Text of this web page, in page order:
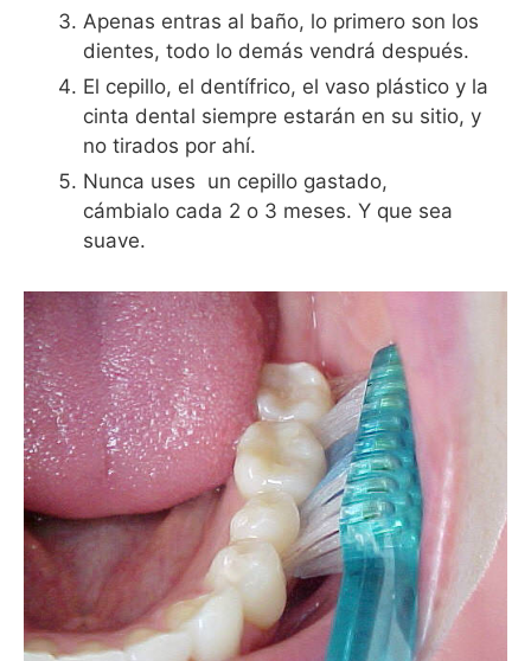
Apenas entras al baño, lo primero son los
dientes, todo lo demás vendrá después.
El cepillo, el dentífrico, el vaso plástico y la
cinta dental siempre estarán en su sitio, y
no tirados por ahí.
Nunca uses un cepillo gastado,
cámbialo cada 2 o 3 meses. Y que sea
suave.